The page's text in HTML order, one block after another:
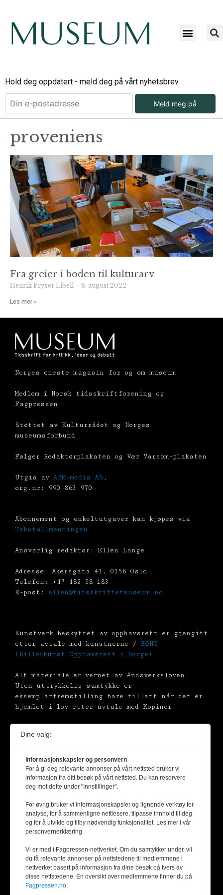
Hold deg oppdatert - meld deg på vårt nyhetsbrev
Meld meg på
proveniens
Fra greier i boden til kulturarv
Henrik Pryser Libell 8. august 2022
Les mer »
Norges eneste magasin for og om museum
Medlem i Norsk tidsskriftforening og
Fagpressen
Støttet av Kulturrådet og Norges
museumsforbund
Følger Redaktørplakaten og Vær Varsom-plakaten
Utgis av ABM-media AS ,
org.nr: 990 863 970
Abonnement og enkeltutgaver kan kjøpes via
Tekstallmenningen
Ansvarlig redaktør: Ellen Lange
Adresse: Akersgata 43, 0158 Oslo
Telefon: +47 482 58 183
E-post: ellen@tidsskriftetmuseum.no
Kunstverk beskyttet av opphavsrett er gjengitt
etter avtale med kunstnerne / BONO
(Billedkunst Opphavsrett i Norge)
Alt materiale er vernet av Åndsverksloven.
Uten uttrykkelig samtykke er
eksemplarfremstilling bare tillatt når det er
hjemlet i lov etter avtale med Kopinor
Dine valg:
Informasjonskapsler og personvern
For å gi deg relevante annonser på vårt nettsted bruker vi
informasjon fra ditt besøk på vårt nettsted. Du kan reservere
deg mot dette under "Innstillinger".
For øvrig bruker vi informasjonskapsler og lignende verktøy for
analyse, for å sammenligne nettlesere, tilpasse innhold til deg
og for å utvikle og tilby nødvendig funksjonalitet. Les mer i vår
personvernerklæring.
Vi er med i Fagpressen-nettverket. Om du samtykker under, vil
du få relevante annonser på nettstedene til medlemmene i
nettverket basert på informasjon fra dine besøk på tvers av
disse nettstedene. En oversikt over medlemmene finner du på
Fagpressen.no.